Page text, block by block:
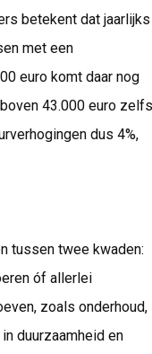
betekent dat jaarlijks
met een
euro komt daar nog
43.000 euro zelfs
dus 4%,
tussen twee kwaden:
óf allerlei
zoals onderhoud,
duurzaamheid en